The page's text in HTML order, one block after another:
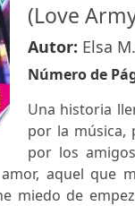
(Love
Autor: Elsa
Número de
Una historia
por la música,
por los
aquel que
miedo de